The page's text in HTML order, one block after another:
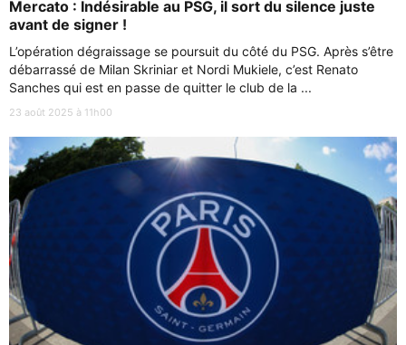
Mercato : Indésirable au PSG, il sort du silence juste
avant de signer !
L’opération dégraissage se poursuit du côté du PSG. Après s’être
débarrassé de Milan Skriniar et Nordi Mukiele, c’est Renato
Sanches qui est en passe de quitter le club de la ...
23 août 2025 à 11h00